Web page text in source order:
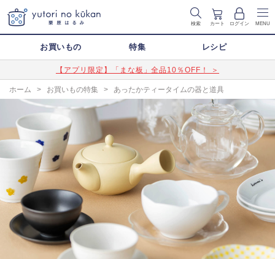
検索 カート ログイン MENU
お買いもの 特集 レシピ
【アプリ限定】「まな板」全品10％OFF！ ＞
ホーム > お買いもの特集 > あったかティータイムの器と道具